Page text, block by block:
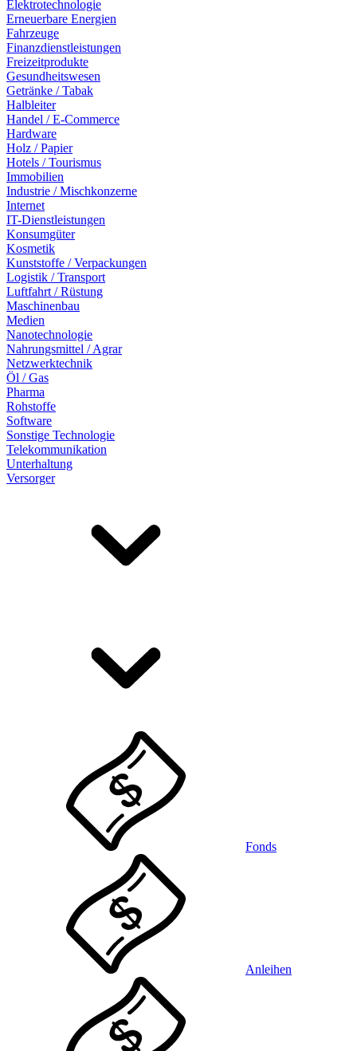
Elektrotechnologie
Erneuerbare Energien
Fahrzeuge
Finanzdienstleistungen
Freizeitprodukte
Gesundheitswesen
Getränke / Tabak
Halbleiter
Handel / E-Commerce
Hardware
Holz / Papier
Hotels / Tourismus
Immobilien
Industrie / Mischkonzerne
Internet
IT-Dienstleistungen
Konsumgüter
Kosmetik
Kunststoffe / Verpackungen
Logistik / Transport
Luftfahrt / Rüstung
Maschinenbau
Medien
Nanotechnologie
Nahrungsmittel / Agrar
Netzwerktechnik
Öl / Gas
Pharma
Rohstoffe
Software
Sonstige Technologie
Telekommunikation
Unterhaltung
Versorger
Fonds
Anleihen